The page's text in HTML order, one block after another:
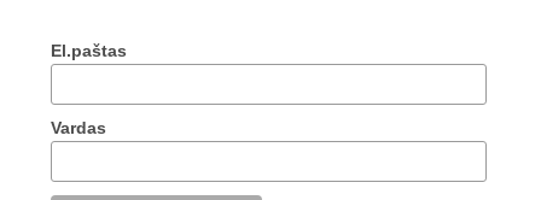
El.paštas
Vardas